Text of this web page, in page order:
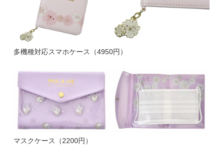
多機種対応スマホケース（4950円）
マスクケース（2200円）